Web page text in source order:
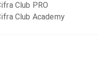
Club PRO
Club Academy